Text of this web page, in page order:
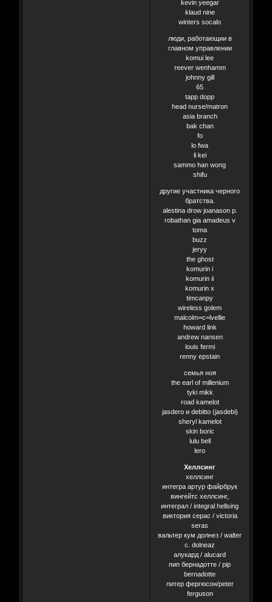
kevin yeegar
klaud nine
winters socalo
люди, работающии в
главном управлении
komui lee
reever wenhamm
johnny gill
65
tapp dopp
head nurse/matron
asia branch
bak chan
fo
lo fwa
li kei
sammo han wong
shifu
другие участника черного
братства.
alestina drow joanason p.
robathan gia amadeus v
toma
buzz
jeryy
the ghost
komurin i
komurin ii
komurin x
timcanpy
wireless golem
malcolm=c=lvellie
howard link
andrew nansen
louis fermi
renny epstain
семья ноя
the earl of millenium
tyki mikk
road kamelot
jasdero и debitto (jasdebi)
sheryl kamelot
skin boric
lulu bell
lero
Хеллсинг
хеллсинг
интегра артур файрбрук
вингейтс хеллсинг,
интеграл / integral hellsing
виктория серас / viсtoria
seras
вальтер кум долнез / walter
c. dolneaz
алукард / alucard
пип бернадотте / pip
bernadotte
питер фергюсон/peter
ferguson